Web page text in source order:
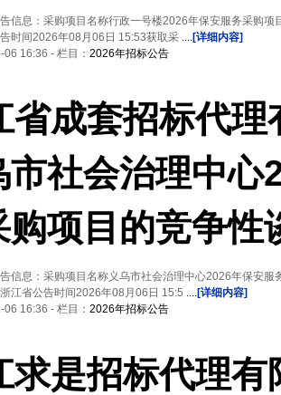
信息：采购项目名称行政一号楼2026年保安服务采购项
时间2026年08月06日 15:53获取采 ....[详细内容]
16:36 - 栏目： 2026年招标公告
省成套招标代理
市社会治理中心
购项目的竞争性
信息：采购项目名称义乌市社会治理中心2026年保安服
江省公告时间2026年08月06日 15:5
[详细内容]
16:36 - 栏目： 2026年招标公告
求是招标代理有